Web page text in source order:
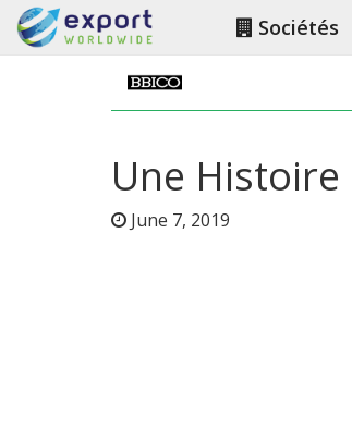
Sociétés
Une
June 7, 2019